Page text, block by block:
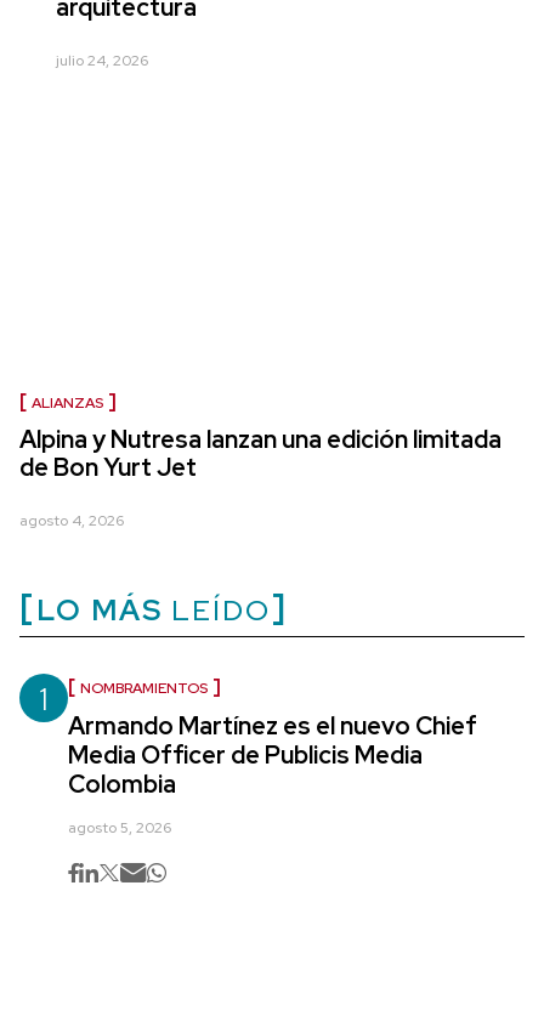
arquitectura
julio 24, 2026
ALIANZAS
Alpina y Nutresa lanzan una edición limitada
de Bon Yurt Jet
agosto 4, 2026
LO MÁS LEÍDO
1 NOMBRAMIENTOS
Armando Martínez es el nuevo Chief
Media Officer de Publicis Media
Colombia
agosto 5, 2026